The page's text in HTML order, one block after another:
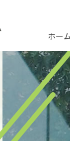
ホー